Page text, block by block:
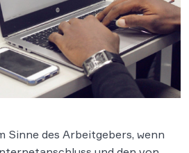
Sinne des Arbeitgebers, wenn